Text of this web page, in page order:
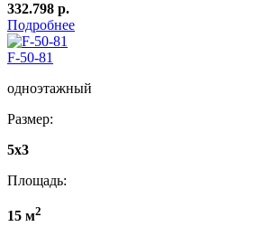
332.798 р.
Подробнее
F-50-81
одноэтажный
Размер:
5x3
Площадь:
15 м2